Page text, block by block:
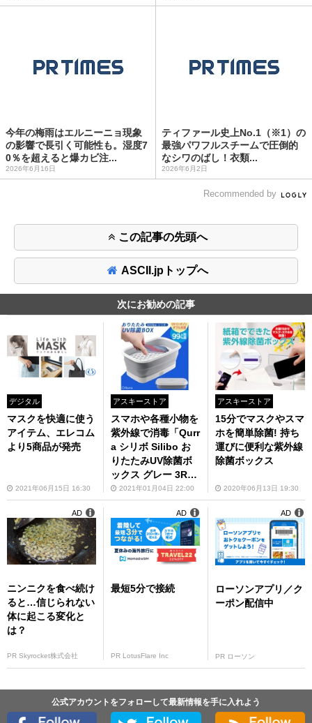
今年の梅雨はエルニーニョ現象
の影響で長引く可能性も。湿度7
0％を超えると爆カビ注...
2026年6月16日
ティファール史上No.1（※1）の
最強パワフルスチームで圧倒的
なシワのばし！衣類...
2026年6月2日
Recommended by
この記事の先頭へ
ASCII.jpトップへ
次にお勧めの記事
デジタル
マスクを快適に使う
アイテム、エレコム
より5商品が発売
2021年06月15日 16:30
アスキーストア
スマホや各種小物を
紫外線で消毒「Qurr
a シリボ Silibo お
りたたみUV除菌ボ
ックス グレー 3R-S
LB01GY」が3990
円
2021年01月04日 22:00
アスキーストア
15分でマスクやスマ
ホを簡単除菌! 持ち
運びに便利な紫外線
除菌ボックス
2020年06月13日 19:30
ニンニクを食べ続け
ると…信じられない
体に起こる変化と
は？
PR Skyrocket株式会社
AD
最短5分で接続
PR LotusFlare Inc
AD
ローソンアプリ／ク
ーポン配信中
PR ローソン
AD
公式アカウントをフォローして最新情報を手に入れよう